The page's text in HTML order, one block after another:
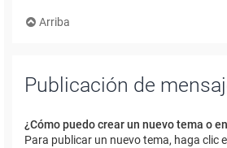
Arriba
Publicación de
¿Cómo puedo crear un nuevo tema o
Para publicar un nuevo tema, haga clic